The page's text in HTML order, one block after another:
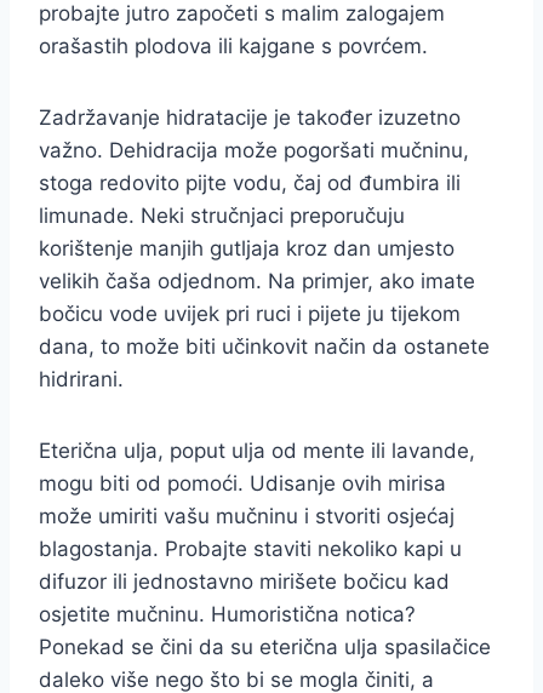
probajte jutro započeti s malim zalogajem
orašastih plodova ili kajgane s povrćem.
Zadržavanje hidratacije je također izuzetno
važno. Dehidracija može pogoršati mučninu,
stoga redovito pijte vodu, čaj od đumbira ili
limunade. Neki stručnjaci preporučuju
korištenje manjih gutljaja kroz dan umjesto
velikih čaša odjednom. Na primjer, ako imate
bočicu vode uvijek pri ruci i pijete ju tijekom
dana, to može biti učinkovit način da ostanete
hidrirani.
Eterična ulja, poput ulja od mente ili lavande,
mogu biti od pomoći. Udisanje ovih mirisa
može umiriti vašu mučninu i stvoriti osjećaj
blagostanja. Probajte staviti nekoliko kapi u
difuzor ili jednostavno mirišete bočicu kad
osjetite mučninu. Humoristična notica?
Ponekad se čini da su eterična ulja spasilačice
daleko više nego što bi se mogla činiti, a